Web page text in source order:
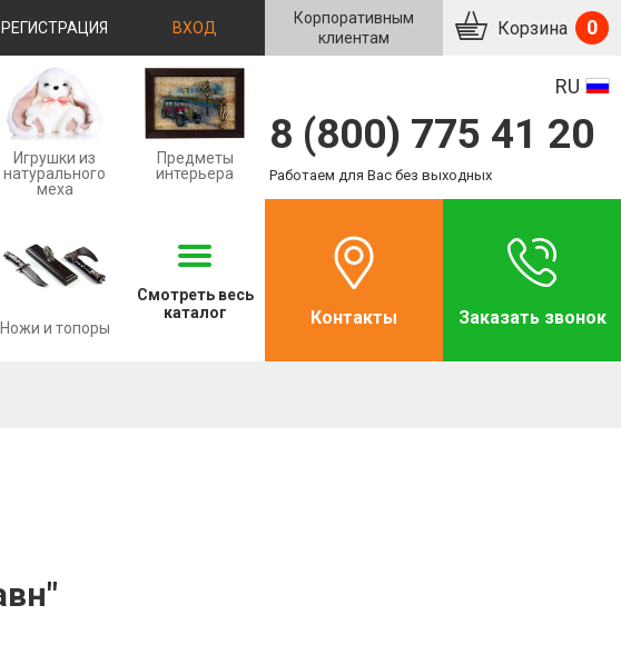
РЕГИСТРАЦИЯ ВХОД
Корпоративным
клиентам
Корзина 0
Игрушки из
натурального
меха
Предметы
интерьера
Ножи и топоры
Смотреть весь
каталог
RU
8 (800) 775 41 20
Работаем для Вас без выходных
Контакты Заказать звонок